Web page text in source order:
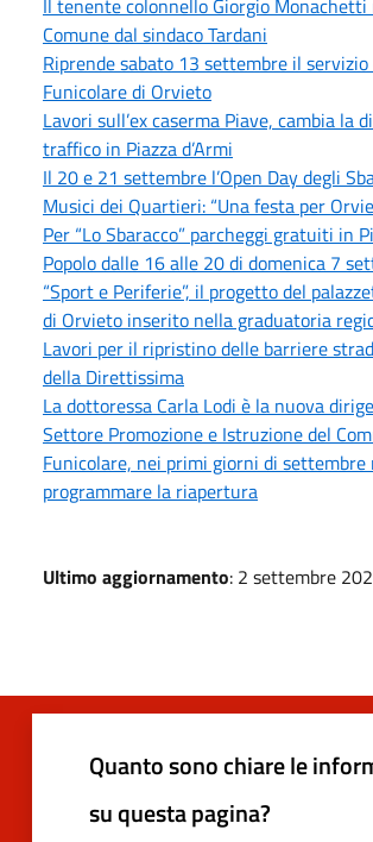
Comune dal sindaco Tardani
Riprende sabato 13 settembre il
Funicolare di Orvieto
Lavori sull’ex caserma Piave, cambia la
traffico in Piazza d’Armi
Il 20 e 21 settembre l’Open Day degli
Musici dei Quartieri: “Una festa per
Per “Lo Sbaracco” parcheggi gratuiti in
Popolo dalle 16 alle 20 di domenica 7
“Sport e Periferie”, il progetto del
di Orvieto inserito nella graduatoria
Lavori per il ripristino delle barriere
della Direttissima
La dottoressa Carla Lodi è la nuova
Settore Promozione e Istruzione del
Funicolare, nei primi giorni di
programmare la riapertura
Ultimo aggiornamento: 2 settembre
Quanto sono chiare le
su questa pagina?